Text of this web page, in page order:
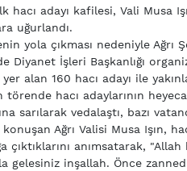
hacı adayı kafilesi, Vali Musa
uğurlandı.
yola çıkması nedeniyle Ağrı
Diyanet İşleri Başkanlığı
alan 160 hacı adayı ile
törende hacı adaylarının
sarılarak vedalaştı, bazı
konuşan Ağrı Valisi Musa Işın,
çıktıklarını anımsatarak,
gelesiniz inşallah. Önce